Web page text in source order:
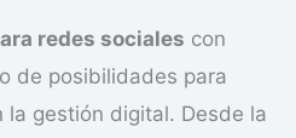
redes sociales con
de posibilidades para
la gestión digital. Desde la